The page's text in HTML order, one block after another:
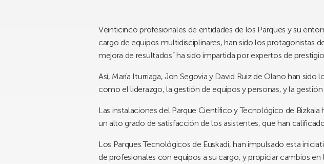
Veinticinco profesionales de entidades de los Parques y su
cargo de equipos multidisciplinares, han sido los protagonistas
mejora de resultados” ha sido impartida por expertos de
Así, María Iturriaga, Jon Segovia y David Ruiz de Olano han
como el liderazgo, la gestión de equipos y personas, y la
Las instalaciones del Parque Científico y Tecnológico de
un alto grado de satisfacción de los asistentes, que han
Los Parques Tecnológicos de Euskadi, han impulsado esta
de profesionales con equipos a su cargo, y propiciar cambios